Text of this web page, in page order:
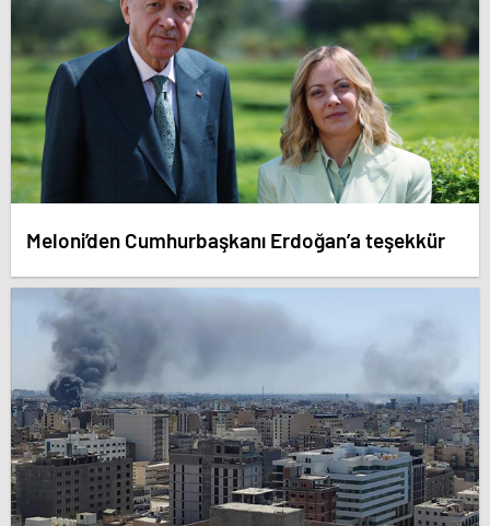
Meloni’den Cumhurbaşkanı Erdoğan’a teşekkür